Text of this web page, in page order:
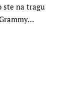
ste na tragu